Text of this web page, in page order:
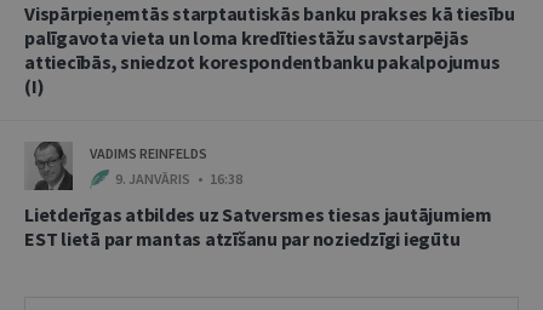
Vispārpieņemtās starptautiskās banku prakses kā tiesību
palīgavota vieta un loma kredītiestāžu savstarpējās
attiecībās, sniedzot korespondentbanku pakalpojumus
(I)
VADIMS REINFELDS
9. JANVĀRIS • 16:38
Lietderīgas atbildes uz Satversmes tiesas jautājumiem
EST lietā par mantas atzīšanu par noziedzīgi iegūtu